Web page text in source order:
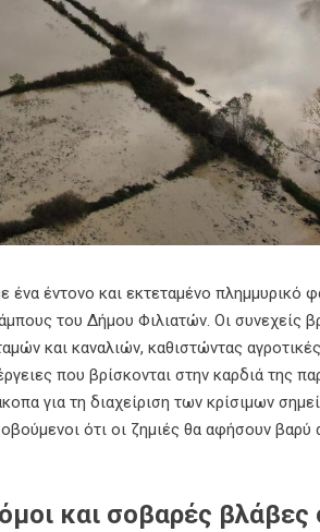
έντονο και εκτεταμένο πλημμυρικό
του Δήμου Φιλιατών. Οι συνεχείς
και καναλιών, καθιστώντας
που βρίσκονται στην καρδιά της
για τη διαχείριση των κρίσιμων
ότι οι ζημιές θα αφήσουν
και σοβαρές βλάβες